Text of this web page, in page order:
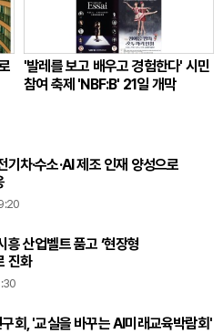
'발레를 보고 배우고 경험한다' 시민
참여 축제 'NBF:B' 21일 개막
기차·수소·AI 제조 인재 양성으로
흥 산업벨트 품고 ‘현장형
진화
회, '교실을 바꾸는 AI미래교육박람회'